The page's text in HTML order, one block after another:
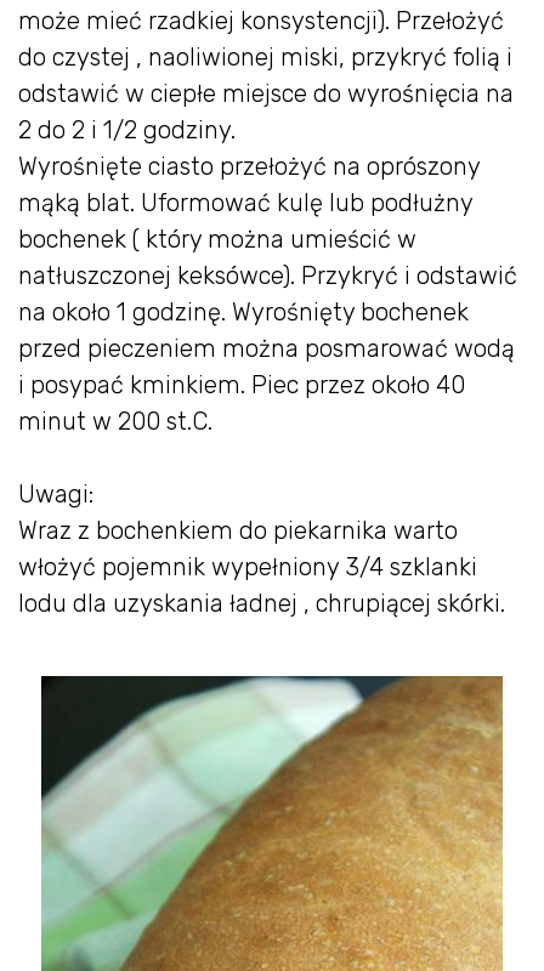
może mieć rzadkiej konsystencji). Przełożyć
do czystej , naoliwionej miski, przykryć folią i
odstawić w ciepłe miejsce do wyrośnięcia na
2 do 2 i 1/2 godziny.
Wyrośnięte ciasto przełożyć na oprószony
mąką blat. Uformować kulę lub podłużny
bochenek ( który można umieścić w
natłuszczonej keksówce). Przykryć i odstawić
na około 1 godzinę. Wyrośnięty bochenek
przed pieczeniem można posmarować wodą
i posypać kminkiem. Piec przez około 40
minut w 200 st.C.
Uwagi:
Wraz z bochenkiem do piekarnika warto
włożyć pojemnik wypełniony 3/4 szklanki
lodu dla uzyskania ładnej , chrupiącej skórki.